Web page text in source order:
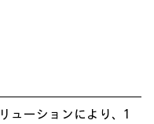
ューションにより、1